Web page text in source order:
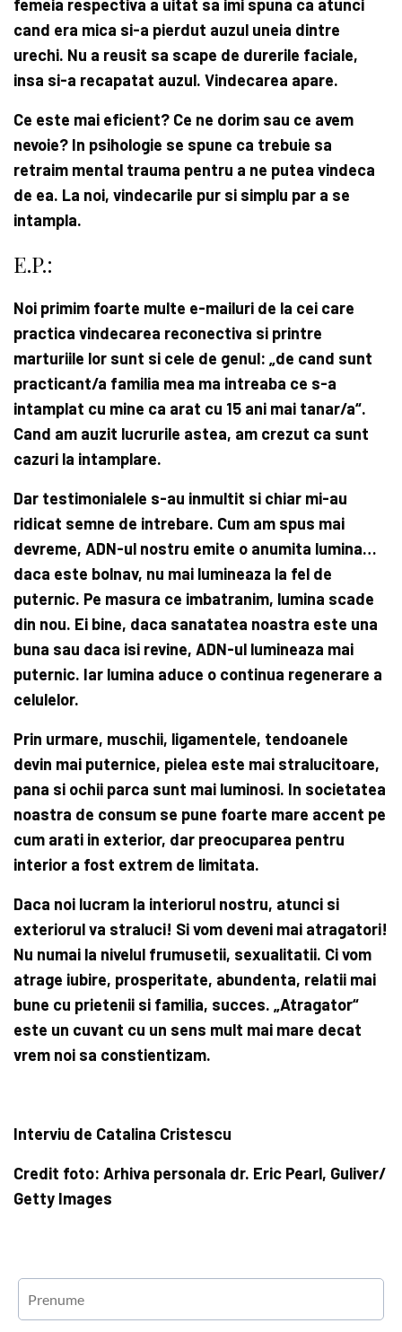
femeia respectiva a uitat sa imi spuna ca atunci
cand era mica si-a pierdut auzul uneia dintre
urechi. Nu a reusit sa scape de durerile faciale,
insa si-a recapatat auzul. Vindecarea apare.
Ce este mai eficient? Ce ne dorim sau ce avem
nevoie? In psihologie se spune ca trebuie sa
retraim mental trauma pentru a ne putea vindeca
de ea. La noi, vindecarile pur si simplu par a se
intampla.
E.P.:
Noi primim foarte multe e-mailuri de la cei care
practica vindecarea reconectiva si printre
marturiile lor sunt si cele de genul: „de cand sunt
practicant/a familia mea ma intreaba ce s-a
intamplat cu mine ca arat cu 15 ani mai tanar/a“.
Cand am auzit lucrurile astea, am crezut ca sunt
cazuri la intamplare.
Dar testimonialele s-au inmultit si chiar mi-au
ridicat semne de intrebare. Cum am spus mai
devreme, ADN-ul nostru emite o anumita lumina…
daca este bolnav, nu mai lumineaza la fel de
puternic. Pe masura ce imbatranim, lumina scade
din nou. Ei bine, daca sanatatea noastra este una
buna sau daca isi revine, ADN-ul lumineaza mai
puternic. Iar lumina aduce o continua regenerare a
celulelor.
Prin urmare, muschii, ligamentele, tendoanele
devin mai puternice, pielea este mai stralucitoare,
pana si ochii parca sunt mai luminosi. In societatea
noastra de consum se pune foarte mare accent pe
cum arati in exterior, dar preocuparea pentru
interior a fost extrem de limitata.
Daca noi lucram la interiorul nostru, atunci si
exteriorul va straluci! Si vom deveni mai atragatori!
Nu numai la nivelul frumusetii, sexualitatii. Ci vom
atrage iubire, prosperitate, abundenta, relatii mai
bune cu prietenii si familia, succes. „Atragator“
este un cuvant cu un sens mult mai mare decat
vrem noi sa constientizam.
Interviu de Catalina Cristescu
Credit foto: Arhiva personala dr. Eric Pearl, Guliver/
Getty Images